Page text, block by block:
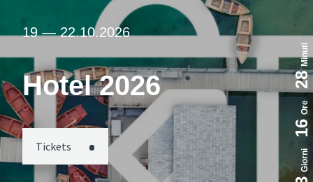
19 — 22.10.2026
Hotel 2026
Tickets
Giorni
16
Ore
28
Minuti